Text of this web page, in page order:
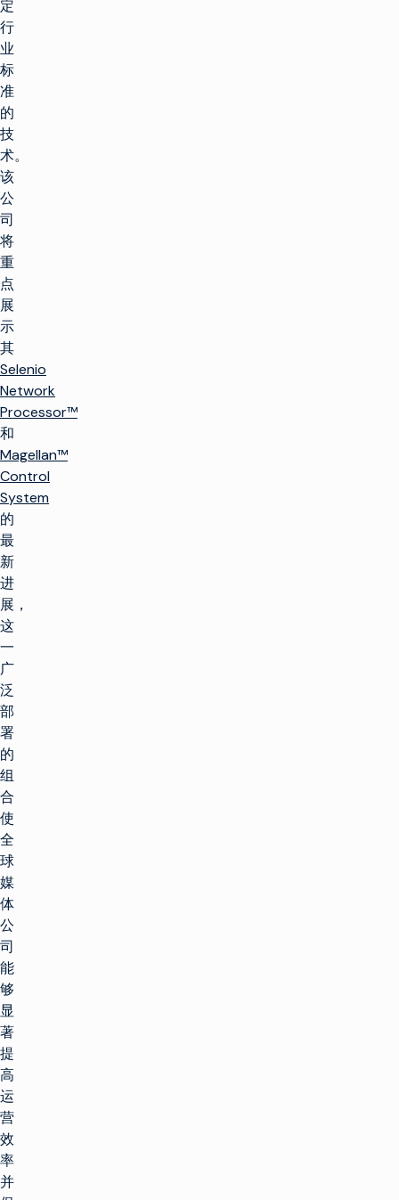
定
行
业
标
准
的
技
术。
该
公
司
将
重
点
展
示
其
Selenio
Network
Processor™
和
Magellan™
Control
System
的
最
新
进
展，
这
一
广
泛
部
署
的
组
合
使
全
球
媒
体
公
司
能
够
显
著
提
高
运
营
效
率
并